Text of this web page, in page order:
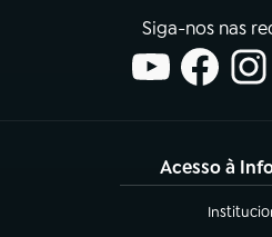
Siga-nos nas
Acesso à
(abre em